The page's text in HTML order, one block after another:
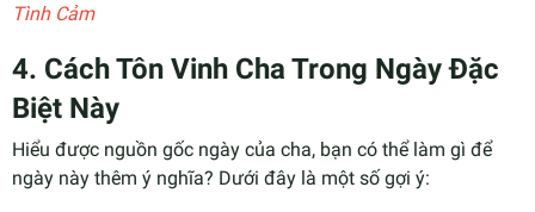
Tình Cảm
4. Cách Tôn Vinh Cha Trong Ngày Đặc
Biệt Này
Hiểu được nguồn gốc ngày của cha, bạn có thể làm gì để
ngày này thêm ý nghĩa? Dưới đây là một số gợi ý: